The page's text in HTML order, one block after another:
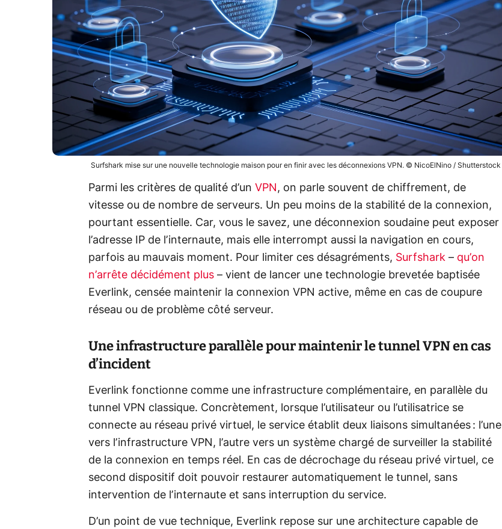
Surfshark mise sur une nouvelle technologie maison pour en finir avec les déconnexions VPN. © NicoElNino / Shutterstock
Parmi les critères de qualité d’un VPN , on parle souvent de chiffrement, de
vitesse ou de nombre de serveurs. Un peu moins de la stabilité de la connexion,
pourtant essentielle. Car, vous le savez, une déconnexion soudaine peut exposer
l’adresse IP de l’internaute, mais elle interrompt aussi la navigation en cours,
parfois au mauvais moment. Pour limiter ces désagréments, Surfshark – qu’on
n’arrête décidément plus – vient de lancer une technologie brevetée baptisée
Everlink, censée maintenir la connexion VPN active, même en cas de coupure
réseau ou de problème côté serveur.
Une infrastructure parallèle pour maintenir le tunnel VPN en cas
d’incident
Everlink fonctionne comme une infrastructure complémentaire, en parallèle du
tunnel VPN classique. Concrètement, lorsque l’utilisateur ou l’utilisatrice se
connecte au réseau privé virtuel, le service établit deux liaisons simultanées : l’une
vers l’infrastructure VPN, l’autre vers un système chargé de surveiller la stabilité
de la connexion en temps réel. En cas de décrochage du réseau privé virtuel, ce
second dispositif doit pouvoir restaurer automatiquement le tunnel, sans
intervention de l’internaute et sans interruption du service.
D’un point de vue technique, Everlink repose sur une architecture capable de